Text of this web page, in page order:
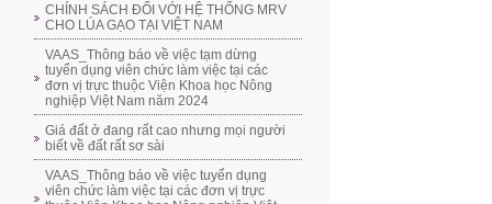
CHÍNH SÁCH ĐỐI VỚI HỆ THỐNG MRV
CHO LÚA GẠO TẠI VIỆT NAM
VAAS_Thông báo về việc tạm dừng
tuyển dụng viên chức làm việc tại các
đơn vị trực thuộc Viện Khoa học Nông
nghiệp Việt Nam năm 2024
Giá đất ở đang rất cao nhưng mọi người
biết về đất rất sơ sài
VAAS_Thông báo về việc tuyển dụng
viên chức làm việc tại các đơn vị trực